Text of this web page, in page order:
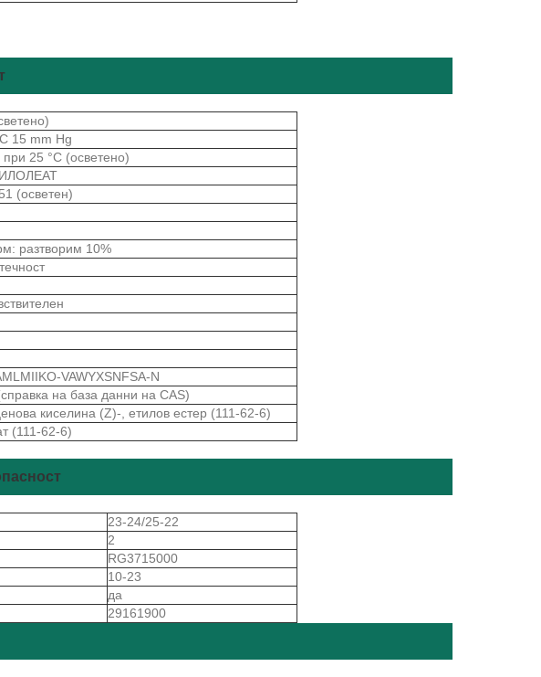
15 mm Hg
25 °C (осветено)
(осветен)
разтворим 10%
VAWYXSNFSA-N
на база данни на CAS)
киселина (Z)-, етилов естер (111-62-6)
(111-62-6)
23-24/25-22
2
RG3715000
10-23
да
29161900